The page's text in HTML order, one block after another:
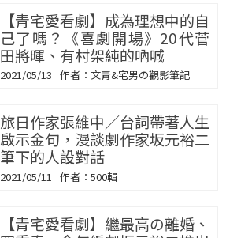
【青宅愛看劇】成為理想中的自
己了嗎？《喜劇開場》20代菅
田將暉、有村架純的吶喊
2021/05/13 文青&宅男の觀影筆記
旅日作家張維中／台詞帶著人生
啟示金句，漫談劇作家坂元裕二
筆下的人設對話
2021/05/11 500輯
【青宅愛看劇】繼最高の離婚、